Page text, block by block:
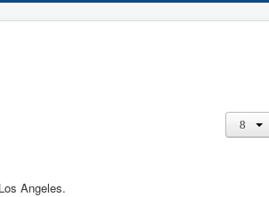
Angeles.